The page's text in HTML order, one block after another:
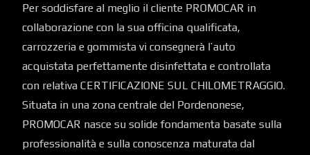
Per soddisfare al meglio il cliente PROMOCAR in
collaborazione con la sua officina qualificata,
carrozzeria e gommista vi consegnerà l’auto
acquistata perfettamente disinfettata e controllata
con relativa CERTIFICAZIONE SUL CHILOMETRAGGIO.
Situata in una zona centrale del Pordenonese,
PROMOCAR nasce su solide fondamenta basate sulla
professionalità e sulla conoscenza maturata dal